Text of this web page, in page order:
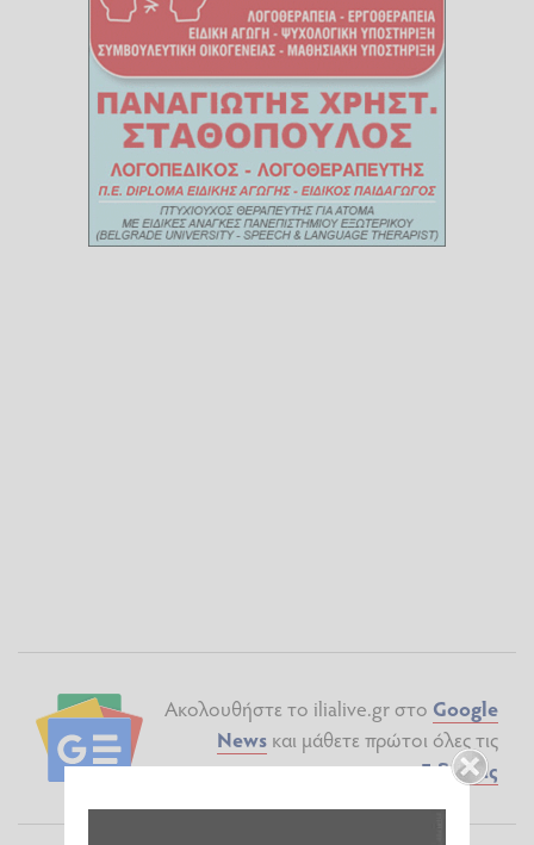
Ακολουθήστε το ilialive.gr στο Google
News και μάθετε πρώτοι όλες τις
Ειδήσεις